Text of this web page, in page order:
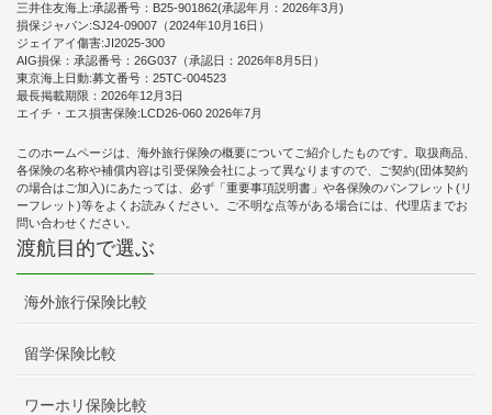
三井住友海上:承認番号：B25-901862(承認年月：2026年3月)
損保ジャパン:SJ24-09007（2024年10月16日）
ジェイアイ傷害:JI2025-300
AIG損保：承認番号：26G037（承認日：2026年8月5日）
東京海上日動:募文番号：25TC-004523
最長掲載期限：2026年12月3日
エイチ・エス損害保険:LCD26-060 2026年7月
このホームページは、海外旅行保険の概要についてご紹介したものです。取扱商品、
各保険の名称や補償内容は引受保険会社によって異なりますので、ご契約(団体契約
の場合はご加入)にあたっては、必ず「重要事項説明書」や各保険のパンフレット(リ
ーフレット)等をよくお読みください。ご不明な点等がある場合には、代理店までお
問い合わせください。
渡航目的で選ぶ
海外旅行保険比較
留学保険比較
ワーホリ保険比較